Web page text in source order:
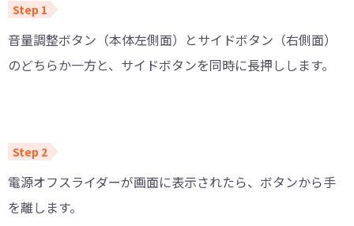
音量調整ボタン（本体左側面）とサイドボタン（右側面）
のどちらか一方と、サイドボタンを同時に長押しします。
電源オフスライダーが画面に表示されたら、ボタンから手
を離します。